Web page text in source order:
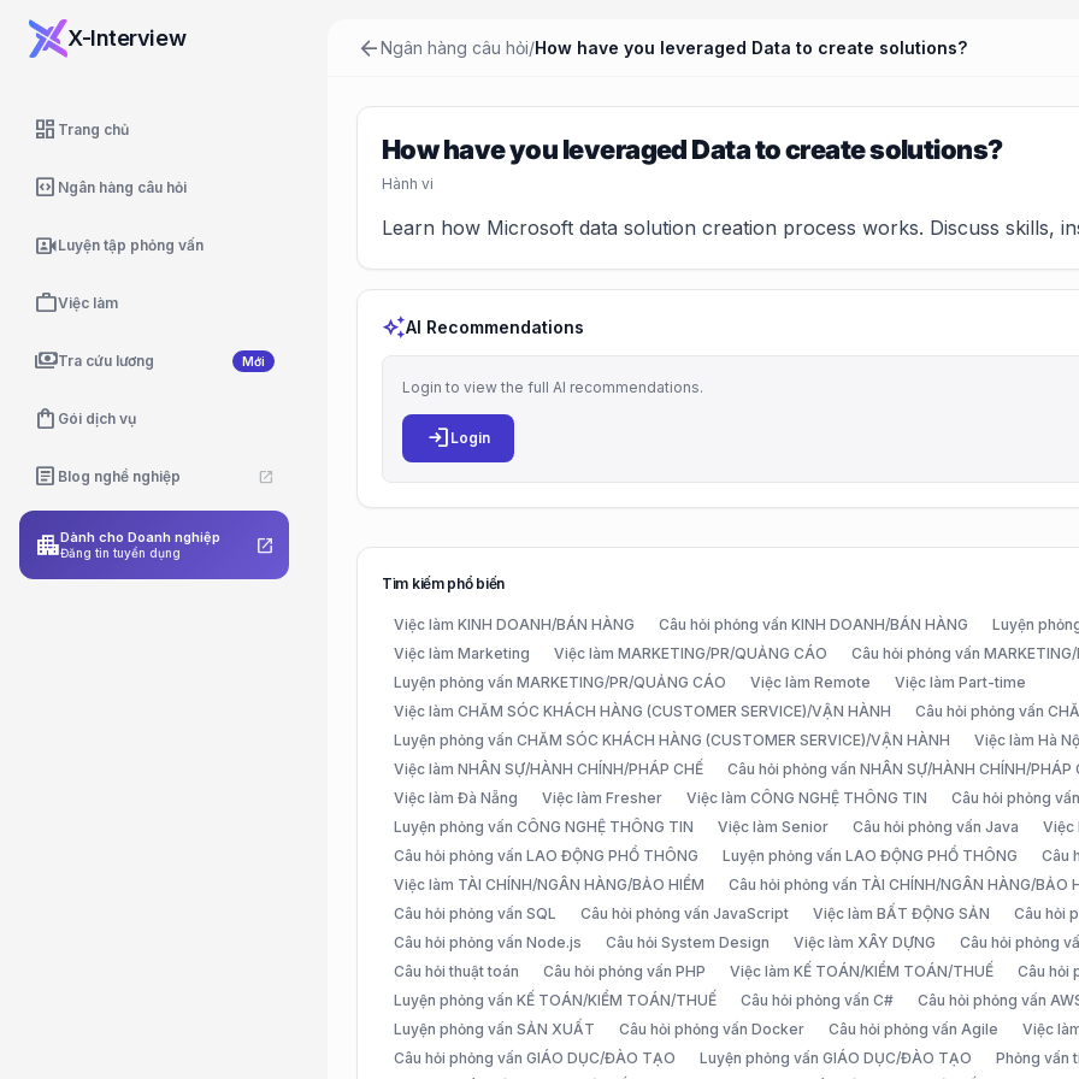
X-Interview
dashboard Trang chủ
code_blocks Ngân hàng câu hỏi
video_camera_frontLuyện tập phỏng vấn
workViệc làm
paymentsTra cứu lương Mới
shopping_bag Gói dịch vụ
article Blog nghề nghiệp open_in_new
apartmentDành cho Doanh nghiệp
Đăng tin tuyển dụng open_in_new
arrow_backNgân hàng câu hỏi/How have you leveraged Data to create solutions?
How have you leveraged Data to create solutions?
Hành vi
Learn how Microsoft data solution creation process works. Discuss skills,
auto_awesomeAI Recommendations
Login to view the full AI recommendations.
login Login
Tìm kiếm phổ biến
Việc làm KINH DOANH/BÁN HÀNG Câu hỏi phỏng vấn KINH DOANH/BÁN HÀNG Luyện
Việc làm Marketing
Việc làm MARKETING/PR/QUẢNG CÁO
Câu hỏi phỏng vấn
Luyện phỏng vấn MARKETING/PR/QUẢNG CÁO
Việc làm Remote
Việc làm Part-time
Việc làm CHĂM SÓC KHÁCH HÀNG (CUSTOMER SERVICE)/VẬN HÀNH
Câu hỏi phỏng vấn
Luyện phỏng vấn CHĂM SÓC KHÁCH HÀNG (CUSTOMER SERVICE)/VẬN HÀNH
Việc làm Hà
Việc làm NHÂN SỰ/HÀNH CHÍNH/PHÁP CHẾ
Câu hỏi phỏng vấn NHÂN SỰ/HÀNH CHÍNH/PHÁP
Việc làm Đà Nẵng
Việc làm Fresher Việc làm CÔNG NGHỆ THÔNG TIN
Câu hỏi phỏng
Luyện phỏng vấn CÔNG NGHỆ THÔNG TIN
Việc làm Senior Câu hỏi phỏng vấn Java
Việc
Câu hỏi phỏng vấn LAO ĐỘNG PHỔ THÔNG
Luyện phỏng vấn LAO ĐỘNG PHỔ THÔNG Câu
Việc làm TÀI CHÍNH/NGÂN HÀNG/BẢO HIỂM
Câu hỏi phỏng vấn TÀI CHÍNH/NGÂN HÀNG/BẢO
Câu hỏi phỏng vấn SQL
Câu hỏi phỏng vấn JavaScript Việc làm BẤT ĐỘNG SẢN Câu hỏi
Câu hỏi phỏng vấn Node.js
Câu hỏi System Design Việc làm XÂY DỰNG Câu hỏi phỏng
Câu hỏi thuật toán
Câu hỏi phỏng vấn PHP Việc làm KẾ TOÁN/KIỂM TOÁN/THUẾ
Câu hỏi
Luyện phỏng vấn KẾ TOÁN/KIỂM TOÁN/THUẾ
Câu hỏi phỏng vấn C# Câu hỏi phỏng vấn
Luyện phỏng vấn SẢN XUẤT
Câu hỏi phỏng vấn Docker Câu hỏi phỏng vấn Agile
Việc
Câu hỏi phỏng vấn GIÁO DỤC/ĐÀO TẠO
Luyện phỏng vấn GIÁO DỤC/ĐÀO TẠO Phỏng vấn